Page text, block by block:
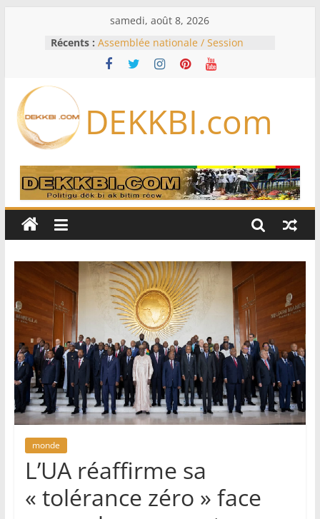
samedi, août 8, 2026
Récents : Assemblée nationale / Session
extraordinaire: Six commissions
d’enquête à l’ordre du jour ce lundi
Bénin: Patrice Talon élu président
du Sénat, moins de trois mois
Pakistan et la Turquie signent un
accord de défense
RD Congo: Kinshasa interdit les
exportations de cuivre et de cobalt
production
DEKKBI.com
monde
L’UA réaffirme sa
« tolérance zéro » face